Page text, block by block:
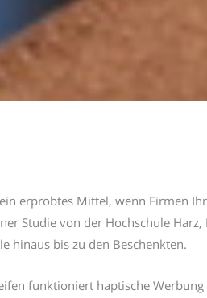
erprobtes Mittel, wenn Firmen
Studie von der Hochschule
hinaus bis zu den Beschenkten.
funktioniert haptische